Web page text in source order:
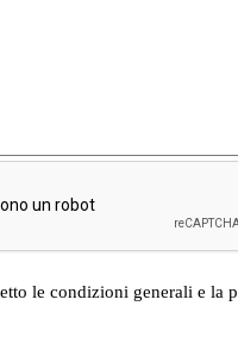
le condizioni generali e la